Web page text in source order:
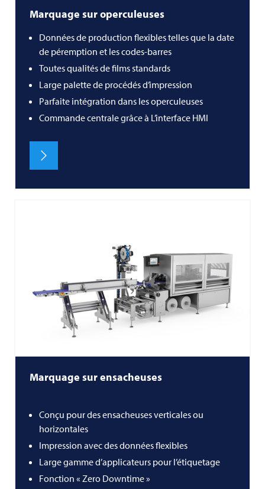
Marquage sur operculeuses
Données de production flexibles telles que la date
de péremption et les codes-barres
Toutes qualités de films standards
Large palette de procédés d’impression
Parfaite intégration dans les operculeuses
Commande centrale grâce à L’interface HMI
Marquage sur ensacheuses
Conçu pour des ensacheuses verticales ou
horizontales
Impression avec des données flexibles
Large gamme d’applicateurs pour l’étiquetage
Fonction « Zero Downtime »